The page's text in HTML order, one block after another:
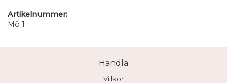
Artikelnummer:
Mö 1
Handla
Villkor